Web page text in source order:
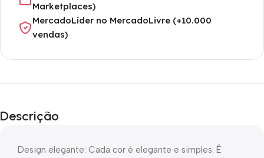
Marketplaces)
MercadoLíder no MercadoLivre (+10.000
vendas)
Descrição
Design elegante: Cada cor é elegante e simples. É